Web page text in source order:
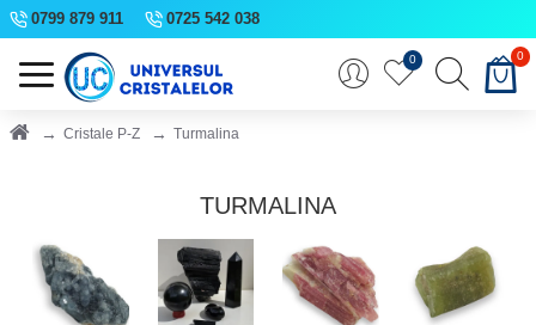
0799 879 911 0725 542 038
0 0
Cristale P-Z Turmalina
TURMALINA